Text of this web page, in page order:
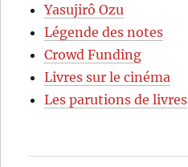
Yasujirô Ozu
Légende des notes
Crowd Funding
Livres sur le cinéma
Les parutions de livres